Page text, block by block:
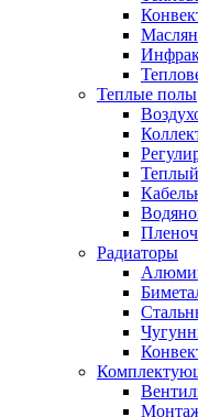
Теплые полы
Радиаторы